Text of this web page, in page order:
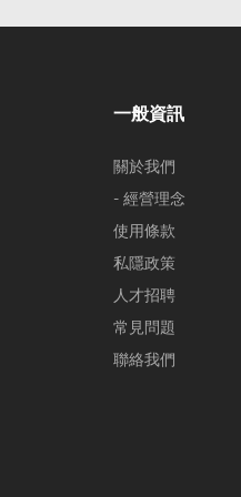
一般資訊
關於我們
- 經營理念
使用條款
私隱政策
人才招聘
常見問題
聯絡我們